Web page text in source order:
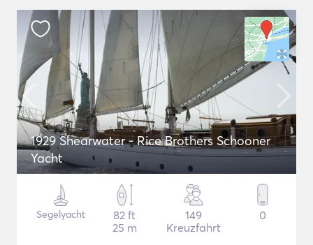
1929 Shearwater - Rice Brothers Schooner
Yacht
Segelyacht
82 ft
25 m
149
Kreuzfahrt
0